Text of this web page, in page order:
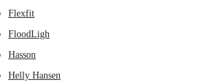
Flexfit
FloodLigh
Hasson
Helly Hansen